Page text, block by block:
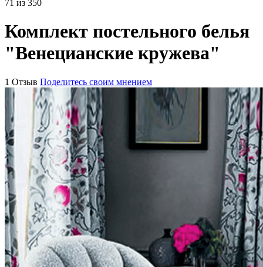
71 из 350
Комплект постельного белья
"Венецианские кружева"
1 Отзыв Поделитесь своим мнением